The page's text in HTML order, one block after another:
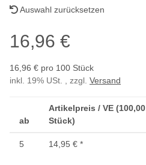
Auswahl zurücksetzen
16,96 €
16,96 € pro 100 Stück
inkl. 19% USt. , zzgl. Versand
ab
Artikelpreis / VE (100,00
Stück)
5 14,95 € *